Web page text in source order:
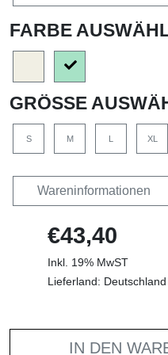
FARBE
GRÖSSE
S M XL
Wareninformationen
€43,40
Inkl. 19% MwST
Lieferland:
IN DEN